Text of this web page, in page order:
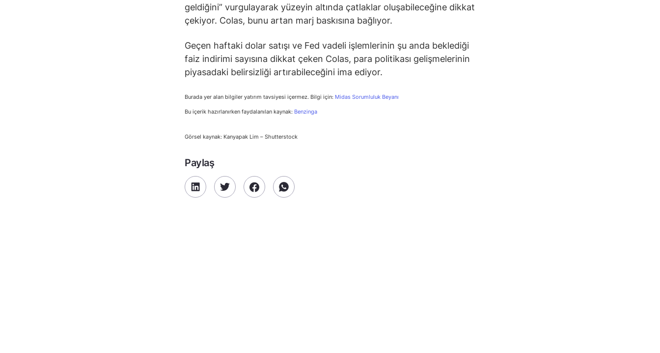
geldiğini” vurgulayarak yüzeyin altında çatlaklar oluşabileceğine dikkat
çekiyor. Colas, bunu artan marj baskısına bağlıyor.
Geçen haftaki dolar satışı ve Fed vadeli işlemlerinin şu anda beklediği
faiz indirimi sayısına dikkat çeken Colas, para politikası gelişmelerinin
piyasadaki belirsizliği artırabileceğini ima ediyor.
Burada yer alan bilgiler yatırım tavsiyesi içermez. Bilgi için: Midas Sorumluluk Beyanı
Bu içerik hazırlanırken faydalanılan kaynak: Benzinga
Görsel kaynak: Kanyapak Lim – Shutterstock
Paylaş